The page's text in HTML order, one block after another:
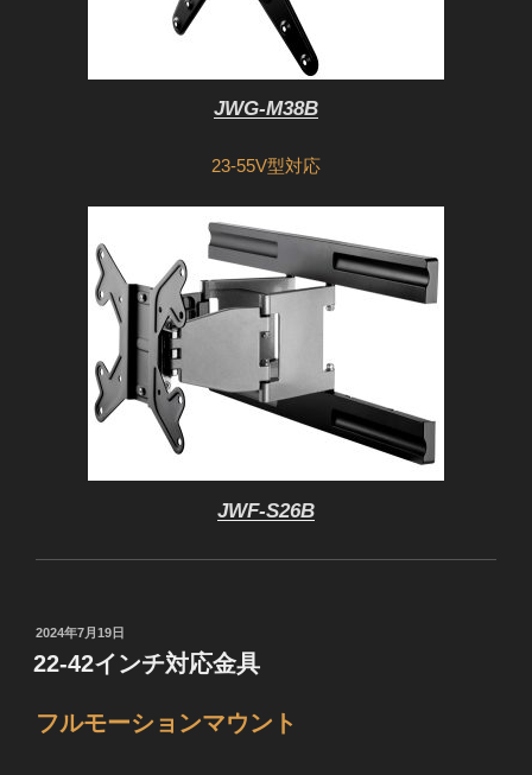
JWG-M38B
23-55V型対応
JWF-S26B
投
稿
日:
2024年7月19日
22-42インチ対応金具
フルモーションマウント